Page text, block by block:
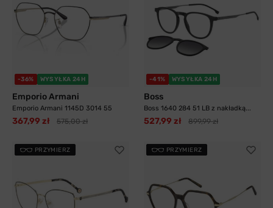
-36% WYSYŁKA 24H
Emporio Armani
Emporio Armani 1145D 3014 55
367,99 zł 575,00 zł
-41% WYSYŁKA 24H
Boss
Boss 1640 284 51 LB z nakładką...
527,99 zł 899,99 zł
PRZYMIERZ PRZYMIERZ